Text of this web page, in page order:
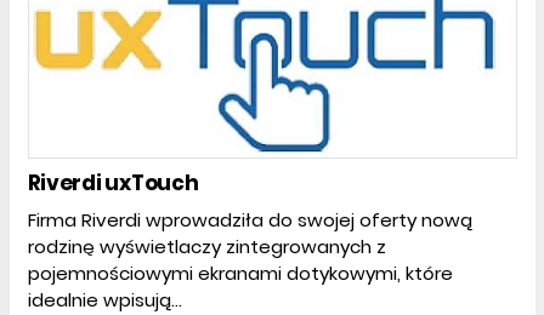
Riverdi uxTouch
Firma Riverdi wprowadziła do swojej oferty nową
rodzinę wyświetlaczy zintegrowanych z
pojemnościowymi ekranami dotykowymi, które
idealnie wpisują...